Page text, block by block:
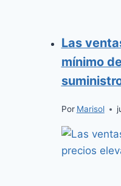
Las
mínimo
Por Marisol